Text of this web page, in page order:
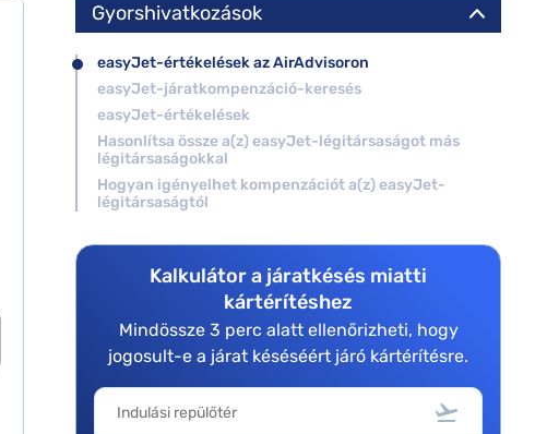
Gyorshivatkozások
easyJet-értékelések az AirAdvisoron
easyJet-járatkompenzáció-keresés
easyJet-értékelések
Hasonlítsa össze a(z) easyJet-légitársaságot más
légitársaságokkal
Hogyan igényelhet kompenzációt a(z) easyJet-
légitársaságtól
Kalkulátor a járatkésés miatti
kártérítéshez
Mindössze 3 perc alatt ellenőrizheti, hogy
jogosult-e a járat késéséért járó kártérítésre.